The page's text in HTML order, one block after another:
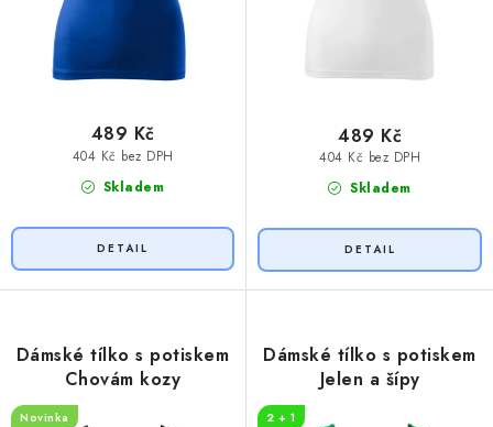
Skladem
404 Kč bez DPH
489 Kč
Skladem
404 Kč bez DPH
489 Kč
Dámské tílko s potiskem
Chovám kozy
Novinka
Dámské tílko s potiskem
Jelen a šípy
2 + 1